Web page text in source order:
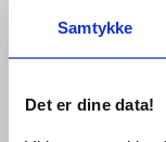
Samtykke
Det er dine data!